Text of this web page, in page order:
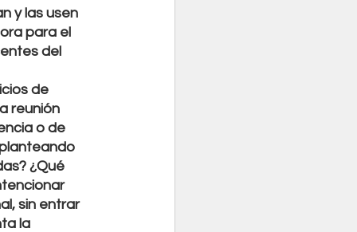
y las usen
para el
del
de
reunión
o de
¿Qué
sin entrar
la